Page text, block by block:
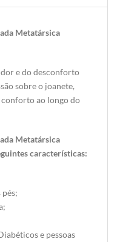
Metatársica
e do desconforto
sobre o joanete,
ao longo do
Metatársica
características:
pés;
e pessoas